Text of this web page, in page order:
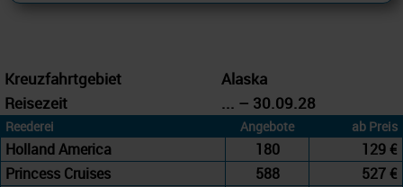
Kreuzfahrtgebiet
Alaska
Reisezeit
... – 30.09.28
Reederei Angebote ab Preis
Holland America 180
129 €
Princess Cruises
588
527 €